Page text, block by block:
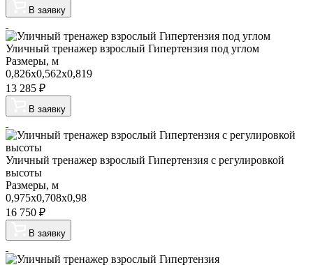
В заявку
Уличный тренажер взрослый Гипертензия под углом
Размеры, м
0,826х0,562х0,819
13 285 ₽
В заявку
Уличный тренажер взрослый Гипертензия с регулировкой
высоты
Размеры, м
0,975х0,708х0,98
16 750 ₽
В заявку